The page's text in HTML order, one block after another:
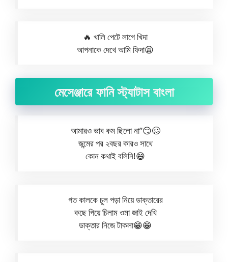
🔥 খালি পেটে লাগে খিদা
আপনাকে দেখে আমি ফিদা😫
মেসেঞ্জারে ফানি স্ট্যাটাস বাংলা
আমারও ভাব কম ছিলো না”😏🥴
জন্মের পর ২বছর কারও সাথে
কোন কথাই বলিনি!😄
গত কালকে চুল পড়া নিয়ে ডাক্তারের
কছে গিয়ে চিলাম ওমা জাই দেখি
ডাক্তার নিজে টাকলা😁😁